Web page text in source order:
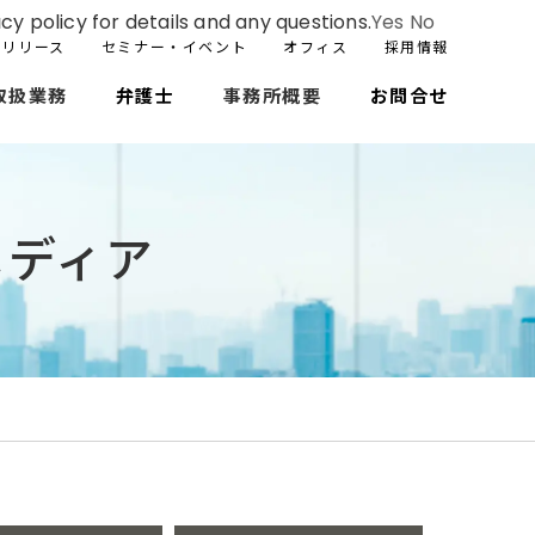
リース セミナー・イベント オフィス 採用情報
扱業務 弁護士 事務所概要 お問合せ
ィア
policy for details and any questions.Yes No